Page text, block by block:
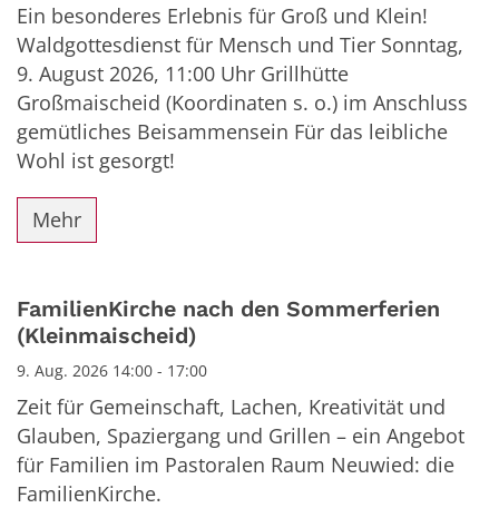
Ein besonderes Erlebnis für Groß und Klein!
Waldgottesdienst für Mensch und Tier Sonntag,
9. August 2026, 11:00 Uhr Grillhütte
Großmaischeid (Koordinaten s. o.) im Anschluss
gemütliches Beisammensein Für das leibliche
Wohl ist gesorgt!
Mehr
FamilienKirche nach den Sommerferien
(Kleinmaischeid)
9. Aug. 2026 14:00 - 17:00
Zeit für Gemeinschaft, Lachen, Kreativität und
Glauben, Spaziergang und Grillen – ein Angebot
für Familien im Pastoralen Raum Neuwied: die
FamilienKirche.